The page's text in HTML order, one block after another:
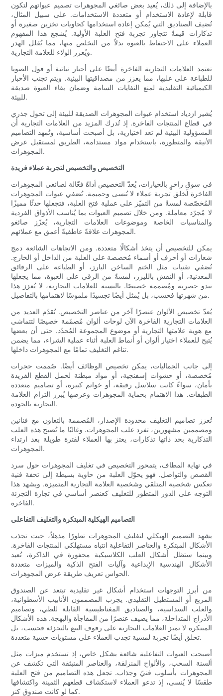
بالإضافة إلى ذلك، يُعيد بعض صائغي المجوهرات تصميم عبواتهم لتكون
قابلة لإعادة الاستخدام أو متعددة الاستخدامات. على سبيل المثال،
تُضيف الصناديق التي يُمكن إعادة استخدامها كحاويات تخزين صغيرة أو
تذكارات قيمةً تتجاوز تجربة فتح العلبة الأولية. يُشجع هذا المفهوم
العملاء على الاحتفاظ بالعبوة بدلاً من التخلص منها، مما يُقلل الهدر
ويُعزز الولاء للعلامة التجارية.
تعتمد العلامات التجارية الفاخرة أيضًا على أحبار نباتية أو فول الصويا
للطباعة على علبها، مما يعزز من مصداقيتها البيئية. ويتم تجنب الأحبار
الكيميائية التقليدية لمنع النفايات السامة وضمان بقاء العبوة صديقة
للبيئة.
يُشير ازدياد استخدام عبوات المجوهرات الصديقة للبيئة إلى تحول جذري
في قطاع المنتجات الفاخرة. إذ تُدرك المزيد من العلامات التجارية أن
المسؤولية البيئية لم تعد اختيارية، بل أصبحت أساسية، وتُمهد التصاميم
الأنيقة والمتطورة، باستخدام مواد مستدامة، الطريق لمستقبل عرض
المجوهرات.
التخصيص والتخصيص لتجربة عملاء فريدة
في سوقٍ زاخرٍ بالخيارات، يُعدّ التخصيص أداةً فعّالة لصائغي المجوهرات
الفاخرة لخلق تجربة عملاء لا تُنسى وحميمة. تُضفي عبوات المجوهرات
المُخصّصة لمسةً من التميّز على عملية فتح العلبة، فتجعلها حدثًا مميزًا
لا مُجرّد معاملة. ومن خلال تصميم العبوات بما يُناسب الأذواق الفردية
والمناسبات الخاصة وموضوعات العلامات التجارية، يُعزّز صائغو
المجوهرات علاقةً عاطفيةً أعمق مع عملائهم.
يمكن للتخصيص أن يتخذ أشكالًا متعددة. ومن الاتجاهات الشائعة دمج
شعارات أو أحرف أو أسماء مُخصصة على العلبة من الداخل أو الخارج.
تُضفي تقنيات مثل الختم الساخن البارز، أو الطباعة على الرقائق
المعدنية، أو النقش بالليزر، لمسةً من الرقي على العبوة، مما يجعلها
تبدو حصرية ومُصممة خصيصًا. بالنسبة للعلامات التجارية، لا يُعزز هذا
من شهرتها فحسب، بل يُمثل أيضًا تجسيدًا ملموسًا لاهتمامها بالتفاصيل.
يُعدّ تخصيص الألوان عنصرًا آخر من عناصر التخصيص. تُقدّم العديد من
العلامات التجارية الفاخرة الآن لوحات ألوان مُصمّمة خصيصًا لتتماشى
مع هوية علامتها التجارية أو موضوع المجموعة المُحدّد. حتى أن بعضها
يُتيح للعملاء اختيار ألوان أو أنماط العلبة أثناء عملية الشراء، مما يضمن
تناغم التغليف تمامًا مع المجوهرات داخلها.
إلى جانب الجماليات، يمكن تخصيص الوظائف أيضًا. صُممت حجرات
مُخصصة، أو حشوات إسفنجية، أو مواد مبطنة لحمل القطع الفريدة
بأمان، سواءً كانت سلاسل رقيقة، أو خواتم كبيرة، أو تصاميم متعددة
الطبقات. هذا الاهتمام بحماية المجوهرات وعرضها يُبرز التزام العلامة
التجارية بالجودة.
تُعزز تصاميم التغليف محدودة الإصدار، المُصممة بالتعاون مع فنانين
ومصممين مشهورين، تفرد علب المجوهرات. وغالبًا ما تُصبح هذه العلب
التذكارية بحد ذاتها تذكارات، يعتز بها العملاء لفترة طويلة بعد ارتداء
المجوهرات.
في نهاية المطاف، يتمحور التخصيص في تغليف المجوهرات حول سرد
القصص والتواصل. فهو يحوّل العلبة من حاوية بسيطة إلى تحفة فنية
تعكس شخصية المتلقي وشخصية العلامة التجارية المتميزة. ويشهد هذا
التوجه على الدور المتطور للتغليف كعنصر أساسي في تجارة التجزئة
الفاخرة.
التصاميم الهيكلية المبتكرة والتغليف التفاعلي
يشهد التصميم الهيكلي لتغليف المجوهرات تطورًا مذهلاً، حيث تجذب
الأشكال المبتكرة والعناصر التفاعلية انتباه مستهلكي المنتجات الفاخرة.
وبينما ستظل أشكال العلب الكلاسيكية محفورة في الذاكرة، تُعيد
الأشكال الهندسية الإبداعية وآليات الفتح الذكية والميزات متعددة
الحواس تعريف طريقة عرض المجوهرات.
من أبرز التوجهات استخدام أشكال غير تقليدية تبتعد عن الصندوق
المربع أو المستطيل التقليدي. يجرب المصممون الأنابيب الأسطوانية،
والعلب السداسية، والصناديق المغناطيسية القابلة للطي، وتصاميم
الأدراج المتداخلة، مما يضيف عنصرًا من المفاجأة والبهجة. هذه الأشكال
المبتكرة لا تميز العلامات التجارية على رفوف البيع بالتجزئة فحسب، بل
تخلق أيضًا تجربة لمسية تجذب العملاء على مستويات حسية متعددة.
أصبحت العبوات التفاعلية شائعة بشكل خاص، إذ تستخدم ميزات مثل
ألسنة السحب، والألواح المنزلقة، والعناصر المنبثقة التي تكشف عن
المجوهرات بأسلوب فنيّ وجذاب. تجعل هذه التصاميم من فتح العلبة
طقسًا لا يُنسى، إذ تدعو العملاء لاستكشاف قطعهم الثمينة واكتشافها
كما لو كانت صندوق كنز.